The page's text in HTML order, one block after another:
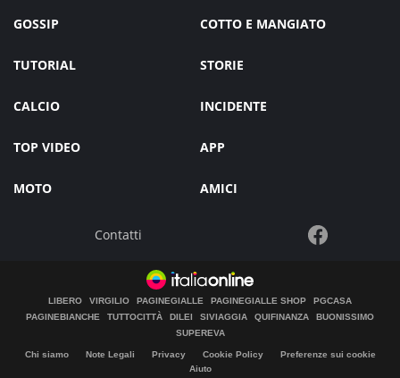
GOSSIP COTTO E MANGIATO
TUTORIAL STORIE
CALCIO INCIDENTE
TOP VIDEO APP
MOTO AMICI
Contatti
LIBERO VIRGILIO PAGINEGIALLE PAGINEGIALLE SHOP
PGCASA
PAGINEBIANCHE
TUTTOCITTÀ DILEI SIVIAGGIA QUIFINANZA
BUONISSIMO
SUPEREVA
Chi siamo Note Legali Privacy Cookie Policy
Preferenze sui cookie
Aiuto